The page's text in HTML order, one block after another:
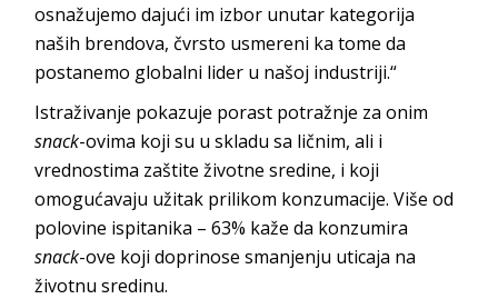
osnažujemo dajući im izbor unutar kategorija
naših brendova, čvrsto usmereni ka tome da
postanemo globalni lider u našoj industriji.“
Istraživanje pokazuje porast potražnje za onim
snack-ovima koji su u skladu sa ličnim, ali i
vrednostima zaštite životne sredine, i koji
omogućavaju užitak prilikom konzumacije. Više od
polovine ispitanika – 63% kaže da konzumira
snack-ove koji doprinose smanjenju uticaja na
životnu sredinu.